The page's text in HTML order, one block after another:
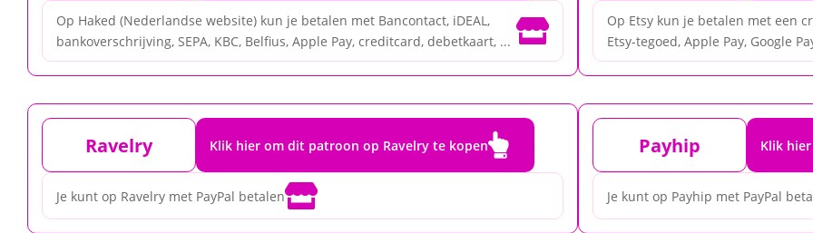
Op Haked (Nederlandse website) kun je betalen met Bancontact, iDEAL,
bankoverschrijving, SEPA, KBC, Belfius, Apple Pay, creditcard, debetkaart, ... 
Op Etsy kun je betalen met een
Etsy-tegoed, Apple Pay, Google
Ravelry Klik hier om dit patroon op Ravelry te kopen
Je kunt op Ravelry met PayPal betalen
Payhip Klik
Je kunt op Payhip met PayPal